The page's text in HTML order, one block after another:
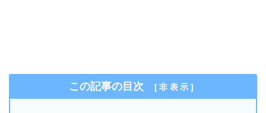
この記事の目次 [非表示 ]